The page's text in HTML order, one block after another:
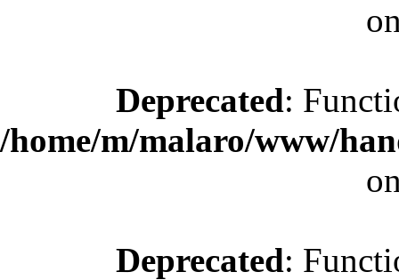
Deprecated:
/home/m/malaro/www/
Deprecated: